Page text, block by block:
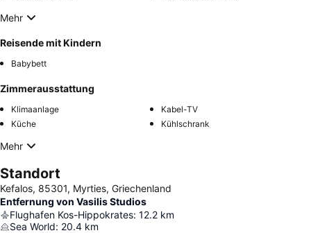
Mehr
Reisende mit Kindern
Babybett
Zimmerausstattung
Klimaanlage
Kabel-TV
Küche
Kühlschrank
Mehr
Standort
Kefalos, 85301, Myrties, Griechenland
Entfernung von Vasilis Studios
Flughafen Kos-Hippokrates: 12.2 km
Sea World: 20.4 km